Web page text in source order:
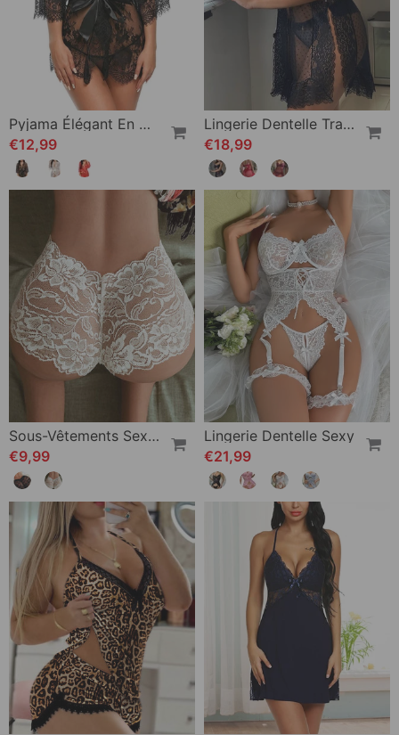
Pyjama Élégant En Dentelle De Couleur Unie
€12,99
Lingerie Dentelle Transparent Sexy
€18,99
Sous-Vêtements Sexy Creux Taille Basse
€9,99
Lingerie Dentelle Sexy
€21,99